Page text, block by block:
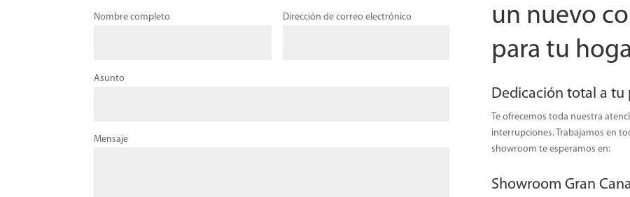
Nombre completo Dirección de correo electrónico
Asunto
Mensaje
un nuevo
para tu
Dedicación total a tu
Te ofrecemos toda nuestra
interrupciones. Trabajamos en
showroom te esperamos en:
Showroom Gran